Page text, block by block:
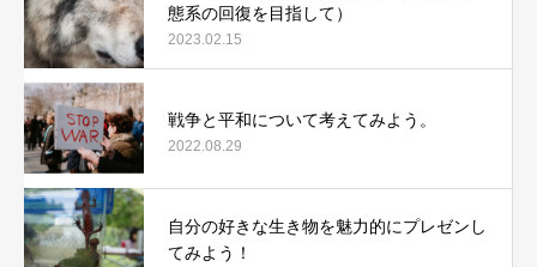
態系の回復を目指して）
2023.02.15
戦争と平和について考えてみよう。
2022.08.29
自分の好きな生き物を魅力的にプレゼンし
てみよう！